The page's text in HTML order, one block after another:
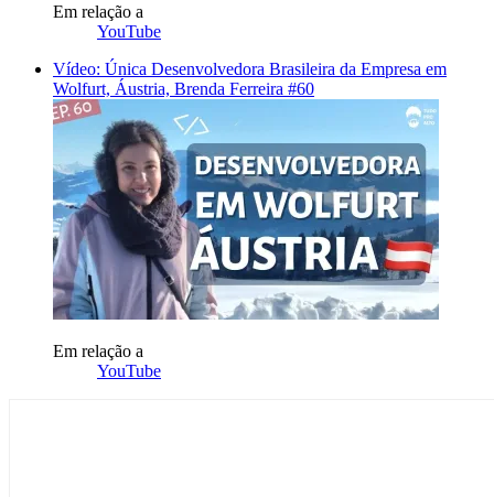
Em relação a
YouTube
Vídeo: Única Desenvolvedora Brasileira da Empresa em
Wolfurt, Áustria, Brenda Ferreira #60
Em relação a
YouTube